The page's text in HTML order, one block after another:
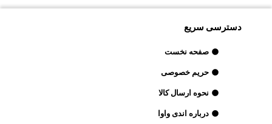
دسترسی سریع
صفحه نخست
حریم خصوصی
نحوه ارسال کالا
درباره اندی واوا